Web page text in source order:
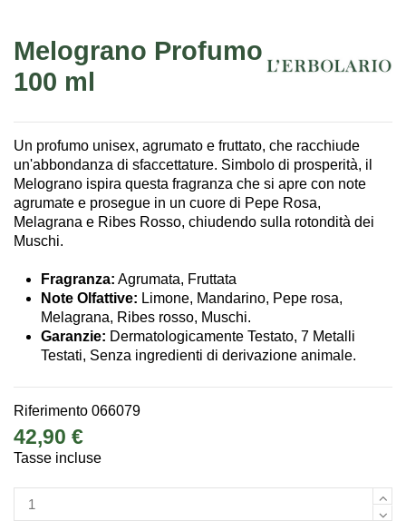
Melograno Profumo
100 ml
Un profumo unisex, agrumato e fruttato, che racchiude
un'abbondanza di sfaccettature. Simbolo di prosperità, il
Melograno ispira questa fragranza che si apre con note
agrumate e prosegue in un cuore di Pepe Rosa,
Melagrana e Ribes Rosso, chiudendo sulla rotondità dei
Muschi.
Fragranza: Agrumata, Fruttata
Note Olfattive: Limone, Mandarino, Pepe rosa,
Melagrana, Ribes rosso, Muschi.
Garanzie: Dermatologicamente Testato, 7 Metalli
Testati, Senza ingredienti di derivazione animale.
Riferimento 066079
42,90 €
Tasse incluse